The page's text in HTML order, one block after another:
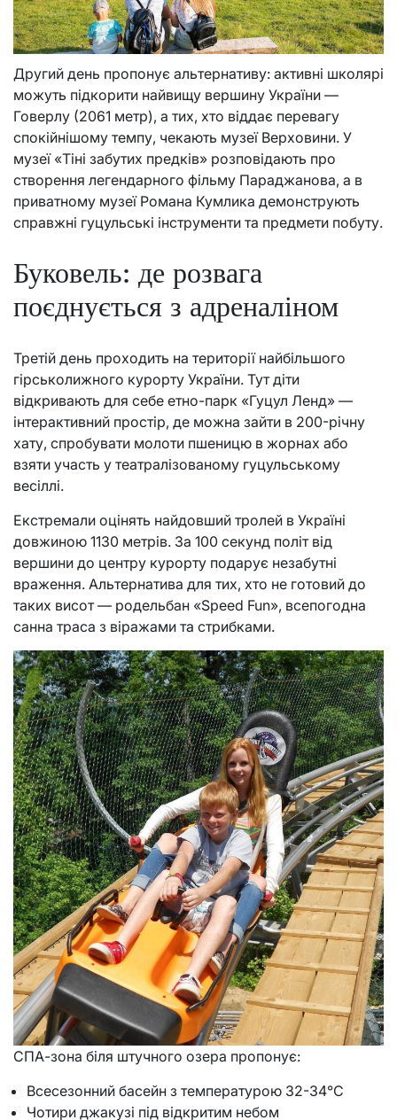
Другий день пропонує альтернативу: активні школярі
можуть підкорити найвищу вершину України —
Говерлу (2061 метр), а тих, хто віддає перевагу
спокійнішому темпу, чекають музеї Верховини. У
музеї «Тіні забутих предків» розповідають про
створення легендарного фільму Параджанова, а в
приватному музеї Романа Кумлика демонструють
справжні гуцульські інструменти та предмети побуту.
Буковель: де розвага
поєднується з адреналіном
Третій день проходить на території найбільшого
гірськолижного курорту України. Тут діти
відкривають для себе етно-парк «Гуцул Ленд» —
інтерактивний простір, де можна зайти в 200-річну
хату, спробувати молоти пшеницю в жорнах або
взяти участь у театралізованому гуцульському
весіллі.
Екстремали оцінять найдовший тролей в Україні
довжиною 1130 метрів. За 100 секунд політ від
вершини до центру курорту подарує незабутні
враження. Альтернатива для тих, хто не готовий до
таких висот — родельбан «Speed Fun», всепогодна
санна траса з віражами та стрибками.
СПА-зона біля штучного озера пропонує:
Всесезонний басейн з температурою 32-34°C
Чотири джакузі під відкритим небом